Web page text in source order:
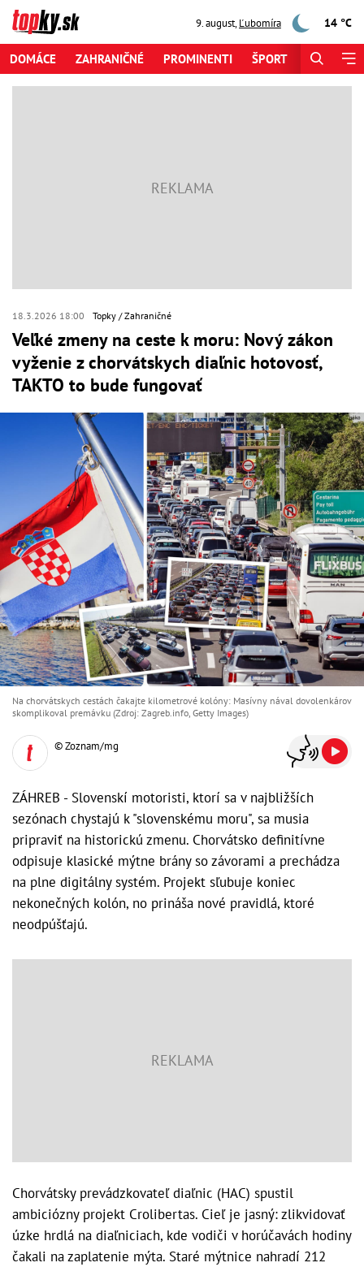
9. august,Ľubomíra 14 °C
DOMÁCE ZAHRANIČNÉ PROMINENTI ŠPORT
18.3.2026 18:00 Topky Zahraničné
Veľké zmeny na ceste k moru: Nový zákon
vyženie z chorvátskych diaľnic hotovosť,
TAKTO to bude fungovať
Na chorvátskych cestách čakajte kilometrové kolóny: Masívny nával dovolenkárov
skomplikoval premávku (Zdroj: Zagreb.info, Getty Images)
© Zoznam/mg
ZÁHREB - Slovenskí motoristi, ktorí sa v najbližších
sezónach chystajú k "slovenskému moru", sa musia
pripraviť na historickú zmenu. Chorvátsko definitívne
odpisuje klasické mýtne brány so závorami a prechádza
na plne digitálny systém. Projekt sľubuje koniec
nekonečných kolón, no prináša nové pravidlá, ktoré
neodpúšťajú.
Chorvátsky prevádzkovateľ diaľnic (HAC) spustil
ambiciózny projekt Crolibertas. Cieľ je jasný: zlikvidovať
úzke hrdlá na diaľniciach, kde vodiči v horúčavách hodiny
čakali na zaplatenie mýta. Staré mýtnice nahradí 212